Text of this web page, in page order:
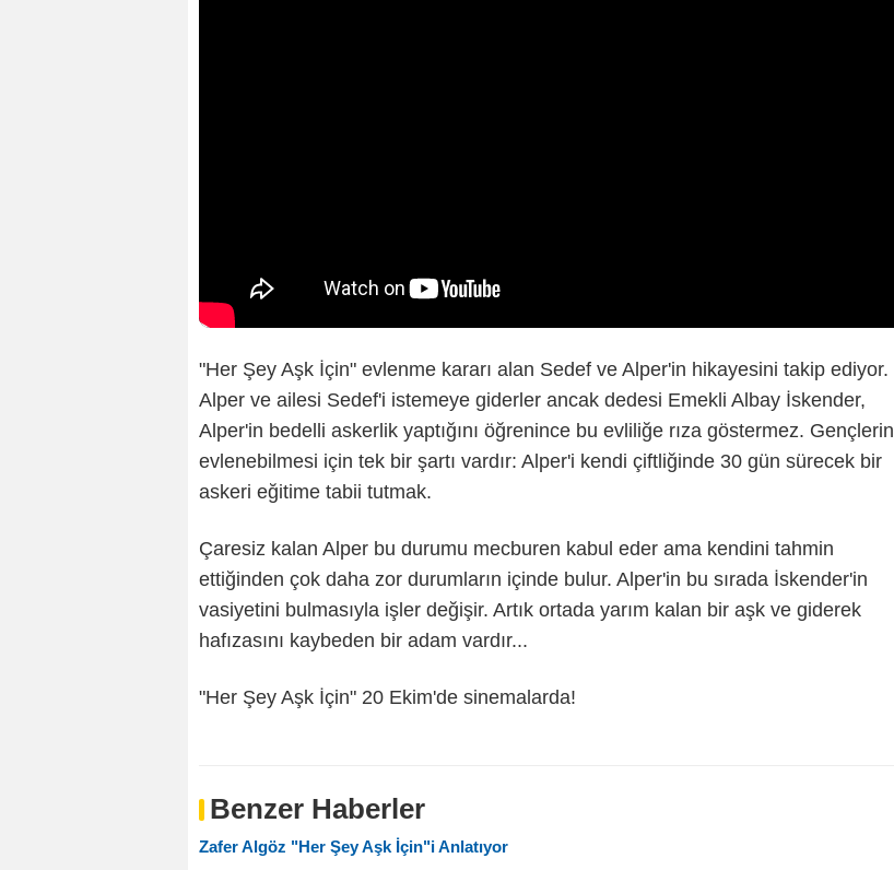
"Her Şey Aşk İçin" evlenme kararı alan Sedef ve Alper'in hikayesini takip ediyor.
Alper ve ailesi Sedef'i istemeye giderler ancak dedesi Emekli Albay İskender,
Alper'in bedelli askerlik yaptığını öğrenince bu evliliğe rıza göstermez. Gençlerin
evlenebilmesi için tek bir şartı vardır: Alper'i kendi çiftliğinde 30 gün sürecek bir
askeri eğitime tabii tutmak.
Çaresiz kalan Alper bu durumu mecburen kabul eder ama kendini tahmin
ettiğinden çok daha zor durumların içinde bulur. Alper'in bu sırada İskender'in
vasiyetini bulmasıyla işler değişir. Artık ortada yarım kalan bir aşk ve giderek
hafızasını kaybeden bir adam vardır...
"Her Şey Aşk İçin" 20 Ekim'de sinemalarda!
Benzer Haberler
Zafer Algöz "Her Şey Aşk İçin"i Anlatıyor